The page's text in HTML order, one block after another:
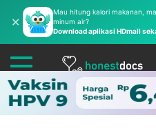
✕
Mau hitung kalori makanan,
minum air?
Download aplikasi HDmall